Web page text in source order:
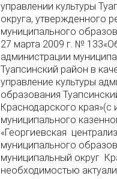
управлении культуры
округа, утвержденного
муниципального
27 марта 2009 г. №
администрации
Туапсинский район в
управление культуры
образования
Краснодарского края»(с
муниципального
«Георгиевская
муниципального
муниципальный округ
необходимостью